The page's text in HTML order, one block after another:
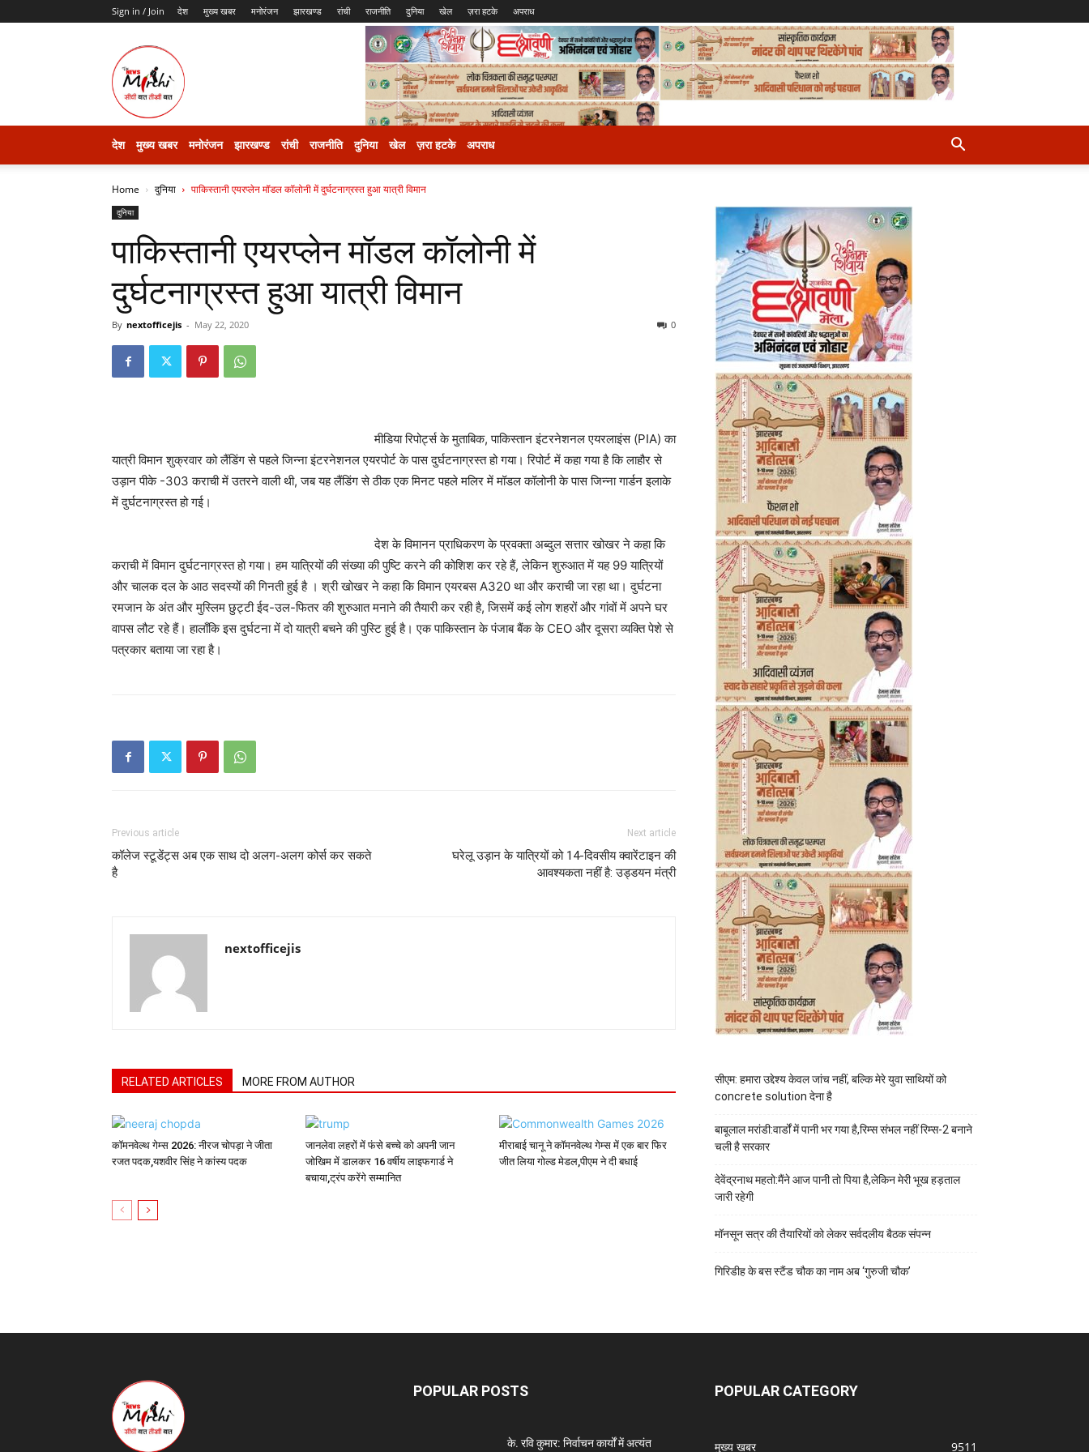
Sign in / Join देश मुख्य खबर मनोरंजन झारखण्ड रांची राजनीति दुनिया खेल ज़रा हटके अपराध
देश मुख्य खबर मनोरंजन झारखण्ड रांची राजनीति दुनिया खेल ज़रा हटके अपराध
Home दुनिया पाकिस्तानी एयरप्लेन मॉडल कॉलोनी में दुर्घटनाग्रस्त हुआ यात्री विमान
दुनिया
पाकिस्तानी एयरप्लेन मॉडल कॉलोनी में
दुर्घटनाग्रस्त हुआ यात्री विमान
By nextofficejis - May 22, 2020 0
मीडिया रिपोर्ट्स के मुताबिक, पाकिस्तान इंटरनेशनल एयरलाइंस (PIA) का
यात्री विमान शुक्रवार को लैंडिंग से पहले जिन्ना इंटरनेशनल एयरपोर्ट के पास दुर्घटनाग्रस्त हो गया। रिपोर्ट में कहा गया है कि लाहौर से
उड़ान पीके -303 कराची में उतरने वाली थी, जब यह लैंडिंग से ठीक एक मिनट पहले मलिर में मॉडल कॉलोनी के पास जिन्ना गार्डन इलाके
में दुर्घटनाग्रस्त हो गई।
देश के विमानन प्राधिकरण के प्रवक्ता अब्दुल सत्तार खोखर ने कहा कि
कराची में विमान दुर्घटनाग्रस्त हो गया। हम यात्रियों की संख्या की पुष्टि करने की कोशिश कर रहे हैं, लेकिन शुरुआत में यह 99 यात्रियों
और चालक दल के आठ सदस्यों की गिनती हुई है । श्री खोखर ने कहा कि विमान एयरबस A320 था और कराची जा रहा था। दुर्घटना
रमजान के अंत और मुस्लिम छुट्टी ईद-उल-फितर की शुरुआत मनाने की तैयारी कर रही है, जिसमें कई लोग शहरों और गांवों में अपने घर
वापस लौट रहे हैं। हालाँकि इस दुर्घटना में दो यात्री बचने की पुस्टि हुई है। एक पाकिस्तान के पंजाब बैंक के CEO और दूसरा व्यक्ति पेशे से
पत्रकार बताया जा रहा है।
Previous article
कॉलेज स्टूडेंट्स अब एक साथ दो अलग-अलग कोर्स कर सकते
है
Next article
घरेलू उड़ान के यात्रियों को 14-दिवसीय क्वारेंटाइन की
आवश्यकता नहीं है: उड्डयन मंत्री
nextofficejis
RELATED ARTICLES MORE FROM AUTHOR
कॉमनवेल्थ गेम्स 2026: नीरज चोपड़ा ने जीता
रजत पदक,यशवीर सिंह ने कांस्य पदक
जानलेवा लहरों में फंसे बच्चे को अपनी जान
जोखिम में डालकर 16 वर्षीय लाइफगार्ड ने
बचाया,ट्रंप करेंगे सम्मानित
मीराबाई चानू ने कॉमनवेल्थ गेम्स में एक बार फिर
जीत लिया गोल्ड मेडल,पीएम ने दी बधाई
सीएम: हमारा उद्देश्य केवल जांच नहीं, बल्कि मेरे युवा साथियों को
concrete solution देना है
बाबूलाल मरांडी:वार्डों में पानी भर गया है,रिम्स संभल नहीं रिम्स-2 बनाने
चली है सरकार
देवेंद्रनाथ महतो:मैंने आज पानी तो पिया है,लेकिन मेरी भूख हड़ताल
जारी रहेगी
मॉनसून सत्र की तैयारियों को लेकर सर्वदलीय बैठक संपन्न
गिरिडीह के बस स्टैंड चौक का नाम अब ‘गुरुजी चौक’
POPULAR POSTS
के. रवि कुमार: निर्वाचन कार्यों में अत्यंत
POPULAR CATEGORY
मुख्य खबर 9511